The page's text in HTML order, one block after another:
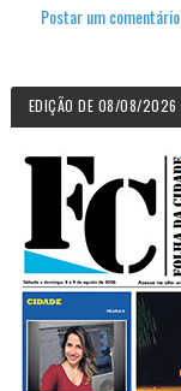
Postar um comentário
EDIÇÃO DE 08/08/2026